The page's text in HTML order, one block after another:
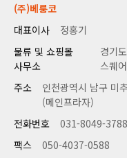
(주)베룽코
대표이사
정홍기
물류 및 쇼핑몰
사무소
경기
스퀘
주소
인천광역시 남구 미
(메인프라자)
전화번호
031-8049-3788
팩스
050-4037-0588